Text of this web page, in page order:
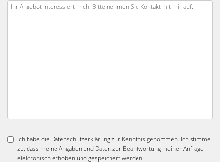
Ich habe die Datenschutzerklärungzur Kenntnis genommen. Ich stimme
zu, dass meine Angaben und Daten zur Beantwortung meiner Anfrage
elektronisch erhoben und gespeichert werden.